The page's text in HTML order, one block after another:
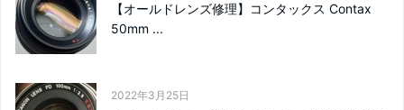
【オールドレンズ修理】コンタックス Contax
50mm ...
2022年3月25日